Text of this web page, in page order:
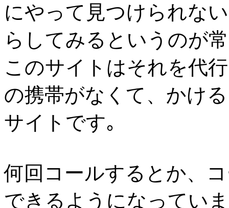
にやって見つけられな
らしてみるというのが
このサイトはそれを代
の携帯がなくて、かけ
サイトです｡
何回コールするとか、
できるようになってい